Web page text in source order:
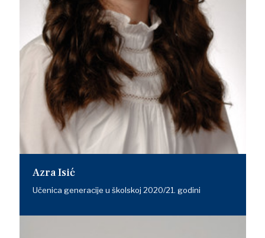
Azra Isić
Učenica generacije u školskoj 2020/21. godini